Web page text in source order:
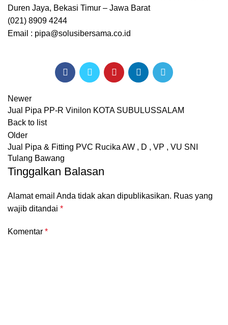
Duren Jaya, Bekasi Timur – Jawa Barat
(021) 8909 4244
Email : pipa@solusibersama.co.id
Newer
Jual Pipa PP-R Vinilon KOTA SUBULUSSALAM
Back to list
Older
Jual Pipa & Fitting PVC Rucika AW , D , VP , VU SNI
Tulang Bawang
Tinggalkan Balasan
Alamat email Anda tidak akan dipublikasikan. Ruas yang
wajib ditandai *
Komentar *